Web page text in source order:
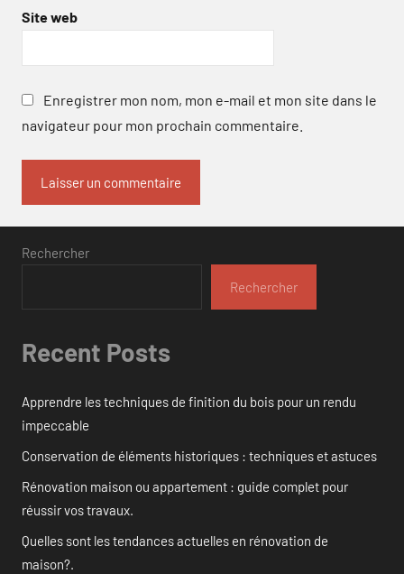
Site web
Enregistrer mon nom, mon e-mail et mon site dans le
navigateur pour mon prochain commentaire.
Rechercher
Rechercher
Recent Posts
Apprendre les techniques de finition du bois pour un rendu
impeccable
Conservation de éléments historiques : techniques et astuces
Rénovation maison ou appartement : guide complet pour
réussir vos travaux.
Quelles sont les tendances actuelles en rénovation de
maison?.